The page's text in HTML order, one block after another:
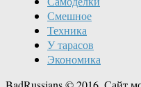
Смешное
Техника
У тарасов
Экономика